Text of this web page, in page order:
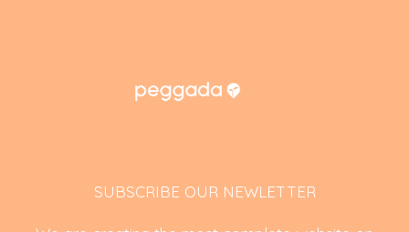
SUBSCRIBE OUR NEWLETTER